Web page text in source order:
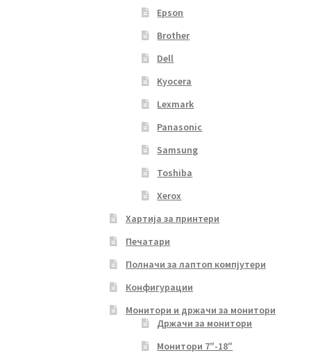
Epson
Brother
Dell
Kyocera
Lexmark
Panasonic
Samsung
Toshiba
Xerox
Хартија за принтери
Печатари
Полначи за лаптоп компјутери
Конфигурации
Монитори и држачи за монитори
Држачи за монитори
Монитори 7″-18″